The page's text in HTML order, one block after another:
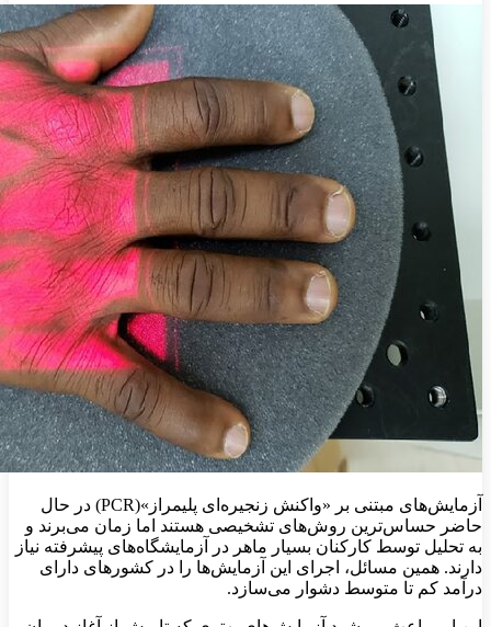
آزمایش‌های مبتنی بر «واکنش زنجیره‌ای پلیمراز»(PCR) در حال
حاضر حساس‌ترین روش‌های تشخیصی هستند اما زمان می‌برند و
به تحلیل توسط کارکنان بسیار ماهر در آزمایشگاه‌های پیشرفته نیاز
دارند. همین مسائل، اجرای این آزمایش‌ها را در کشورهای دارای
درآمد کم تا متوسط ​​دشوار می‌سازد.